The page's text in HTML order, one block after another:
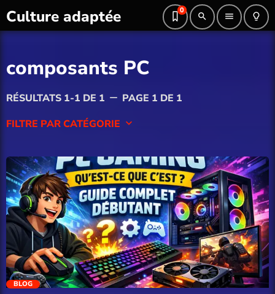
Culture adaptée 0
search menu lightbulb_outline
composants PC
RÉSULTATS 1-1 DE 1 remove PAGE 1 DE 1
FILTRE PAR CATÉGORIE keyboard_arrow_down
Culture Geek
Divertissement
Guide gaming
Guides trending_flat
BLOG